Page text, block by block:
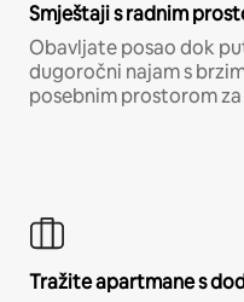
Smještaji s radnim
Obavljate posao dok
dugoročni najam s
posebnim prostorom za
Tražite apartmane s